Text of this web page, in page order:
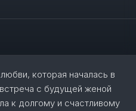
которая началась в
с будущей женой
к долгому и счастливому